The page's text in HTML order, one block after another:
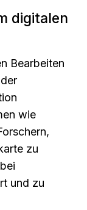
digitalen
Bearbeiten
wie
zu
und zu